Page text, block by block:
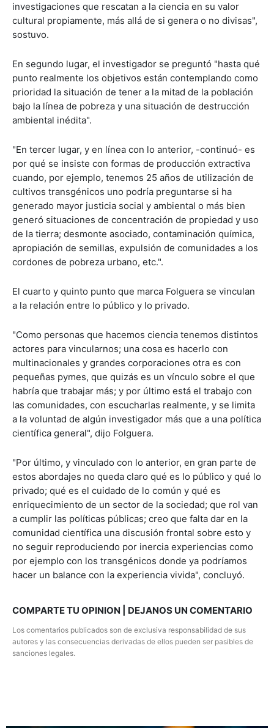
investigaciones que rescatan a la ciencia en su valor
cultural propiamente, más allá de si genera o no divisas",
sostuvo.
En segundo lugar, el investigador se preguntó "hasta qué
punto realmente los objetivos están contemplando como
prioridad la situación de tener a la mitad de la población
bajo la línea de pobreza y una situación de destrucción
ambiental inédita".
"En tercer lugar, y en línea con lo anterior, -continuó- es
por qué se insiste con formas de producción extractiva
cuando, por ejemplo, tenemos 25 años de utilización de
cultivos transgénicos uno podría preguntarse si ha
generado mayor justicia social y ambiental o más bien
generó situaciones de concentración de propiedad y uso
de la tierra; desmonte asociado, contaminación química,
apropiación de semillas, expulsión de comunidades a los
cordones de pobreza urbano, etc.".
El cuarto y quinto punto que marca Folguera se vinculan
a la relación entre lo público y lo privado.
"Como personas que hacemos ciencia tenemos distintos
actores para vincularnos; una cosa es hacerlo con
multinacionales y grandes corporaciones otra es con
pequeñas pymes, que quizás es un vínculo sobre el que
habría que trabajar más; y por último está el trabajo con
las comunidades, con escucharlas realmente, y se limita
a la voluntad de algún investigador más que a una política
científica general", dijo Folguera.
"Por último, y vinculado con lo anterior, en gran parte de
estos abordajes no queda claro qué es lo público y qué lo
privado; qué es el cuidado de lo común y qué es
enriquecimiento de un sector de la sociedad; que rol van
a cumplir las políticas públicas; creo que falta dar en la
comunidad científica una discusión frontal sobre esto y
no seguir reproduciendo por inercia experiencias como
por ejemplo con los transgénicos donde ya podríamos
hacer un balance con la experiencia vivida", concluyó.
COMPARTE TU OPINION | DEJANOS UN COMENTARIO
Los comentarios publicados son de exclusiva responsabilidad de sus
autores y las consecuencias derivadas de ellos pueden ser pasibles de
sanciones legales.